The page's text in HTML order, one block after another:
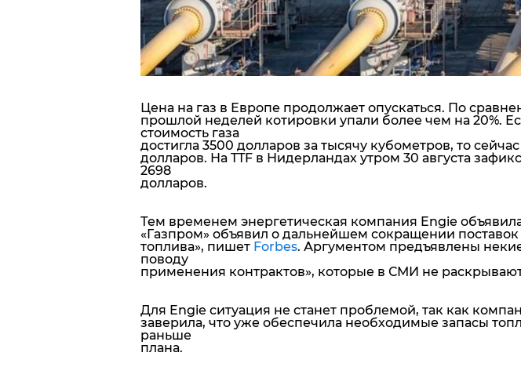
Цена на газ в Европе продолжает опускаться. По
прошлой неделей котировки упали более чем на 20%.
стоимость газа
достигла 3500 долларов за тысячу кубометров, то
долларов. На TTF в Нидерландах утром 30 августа
2698
долларов.
Тем временем энергетическая компания Engie
«Газпром» объявил о дальнейшем сокращении поставок
топлива», пишетForbes. Аргументом предъявлены
поводу
применения контрактов», которые в СМИ не
Для Engie ситуация не станет проблемой, так как
заверила, что уже обеспечила необходимые запасы
раньше
плана.